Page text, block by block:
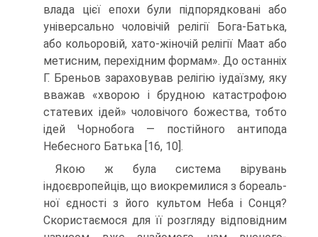
влада цієї епохи були підпорядковані або
універсально чоловічій релігії Бога-Батька,
або кольо­ровій, хато-жіночій релігії Маат або
метисним, перехідним формам». До останніх
Г. Бреньов зараховував релігію іудаїзму, яку
вважав «хворою і брудною катастро­фою
статевих ідей» чоловічого божества, тобто
ідей Чорнобога — постійного ан­типода
Небесного Батька [16, 10].
Якою ж була система вірувань
індоєвропейців, що виокремилися з бореаль-
ної єдності з його культом Неба і Сонця?
Скористаємося для її розгляду відповід­ним